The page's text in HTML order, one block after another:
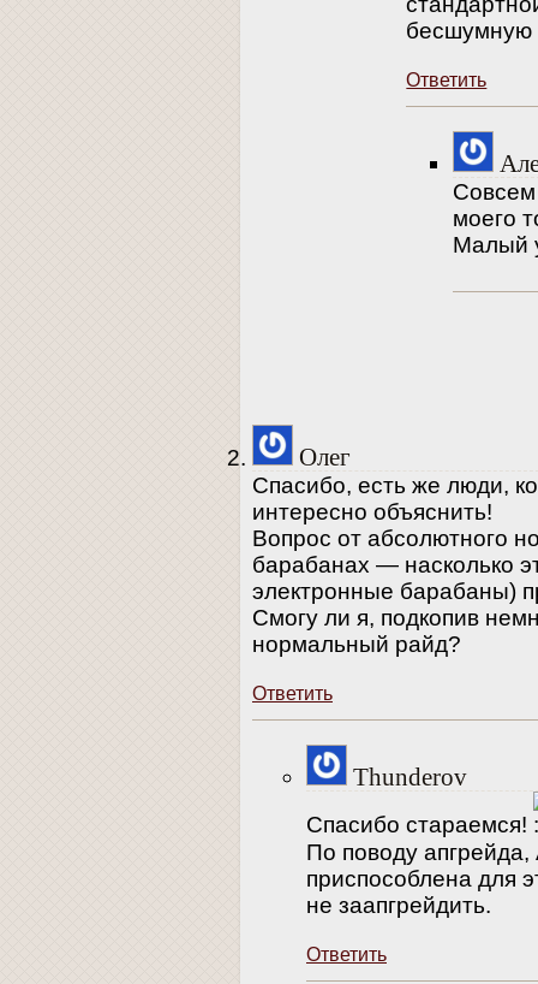
бесшумную
Ответить
моего
Малый
Олег
Спасибо, есть же люди,
интересно объяснить!
Вопрос от абсолютного
барабанах — насколько
электронные барабаны)
Смогу ли я, подкопив
нормальный райд?
Ответить
Thunderov
Спасибо стараемся!
По поводу
приспособлена для
не заапгрейдить.
Ответить